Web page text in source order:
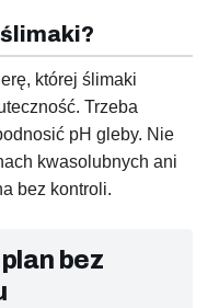
ślimaki?
której ślimaki
Trzeba
pH gleby. Nie
kwasolubnych ani
bez kontroli.
bez